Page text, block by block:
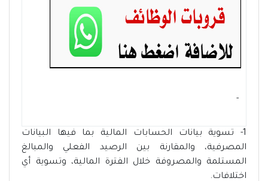
- ‏
1- تسوية بيانات الحسابات المالية بما فيها البيانات
المصرفية، والمقارنة بين الرصيد الفعلي والمبالغ
المستلمة والمصروفة خلال الفترة المالية، وتسوية أي
اختلافات.